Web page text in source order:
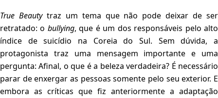
True Beautytraz um tema que não pode deixar de ser
retratado: o bullying, que é um dos responsáveis pelo alto
índice de suicídio na Coreia do Sul. Sem dúvida, a
protagonista traz uma mensagem importante e uma
pergunta: Afinal, o que é a beleza verdadeira? É necessário
parar de enxergar as pessoas somente pelo seu exterior. E
embora as críticas que fiz anteriormente a adaptação